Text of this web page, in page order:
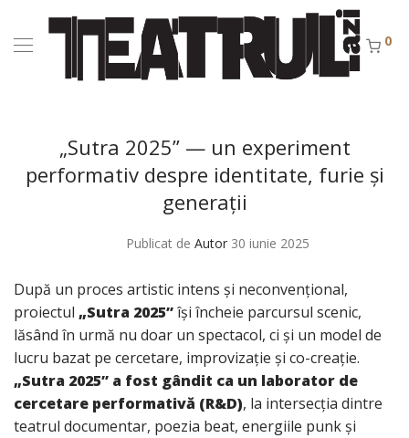
0
„Sutra 2025” — un experiment
performativ despre identitate, furie și
generații
Publicat de Autor 30 iunie 2025
După un proces artistic intens și neconvențional,
proiectul „Sutra 2025”își încheie parcursul scenic,
lăsând în urmă nu doar un spectacol, ci și un model de
lucru bazat pe cercetare, improvizație și co-creație.
„Sutra 2025” a fost gândit ca un laborator de
cercetare performativă (R&D), la intersecția dintre
teatrul documentar, poezia beat, energiile punk și